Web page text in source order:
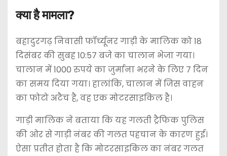
क्या है मामला?
बहादुरगढ़ निवासी फॉर्च्यूनर गाड़ी के मालिक को 18
दिसंबर की सुबह 10:57 बजे का चालान भेजा गया।
चालान में 1000 रुपये का जुर्माना भरने के लिए 7 दिन
का समय दिया गया। हालांकि, चालान में जिस वाहन
का फोटो अटैच है, वह एक मोटरसाइकिल है।
गाड़ी मालिक ने बताया कि यह गलती ट्रैफिक पुलिस
की ओर से गाड़ी नंबर की गलत पहचान के कारण हुई।
ऐसा प्रतीत होता है कि मोटरसाइकिल का नंबर गलत